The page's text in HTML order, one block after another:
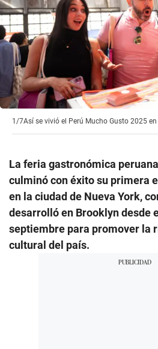
1/7Así se vivió el Perú Mucho Gusto 2025 en
La feria gastronómica
culminó con éxito su primera
en la ciudad de Nueva York,
desarrolló en Brooklyn desde
septiembre para promover la
cultural del país.